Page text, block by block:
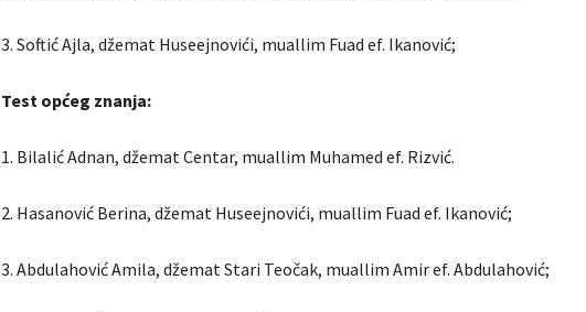
3. Softić Ajla, džemat Huseejnovići, muallim Fuad ef. Ikanović;
Test općeg znanja:
1. Bilalić Adnan, džemat Centar, muallim Muhamed ef. Rizvić.
2. Hasanović Berina, džemat Huseejnovići, muallim Fuad ef. Ikanović;
3. Abdulahović Amila, džemat Stari Teočak, muallim Amir ef. Abdulahović;